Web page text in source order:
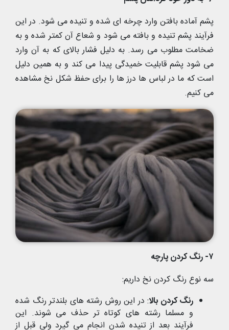
پشم آماده بافتن وارد چرخه ای شده و تنیده می شود. در این
فرآیند پشم تنیده و بافته می شود و شعاع آن کمتر شده و به
ضخامت مطلوب می رسد. به دلیل فشار بالای که به آن وارد
می شود پشم قابلیت خمیدگی پیدا می کند و به همین دلیل
است که ما در لباس ها درز ها را برای حفظ شکل نخ مشاهده
می کنیم.
۷- رنگ کردن پارچه
سه نوع رنگ کردن نخ داریم:
رنگ کردن بالا: در این روش رشته های بلندتر رنگ شده
و مسلما رشته های کوتاه تر حذف می شوند. این
فرآیند بعد از تنیده شدن انجام می گیرد ولی قبل از